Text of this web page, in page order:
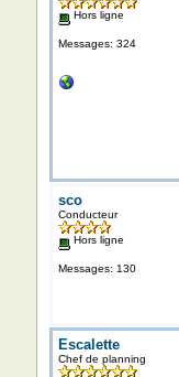
Hors ligne
Messages: 324
sco
Conducteur
Hors ligne
Messages: 130
Escalette
Chef de planning